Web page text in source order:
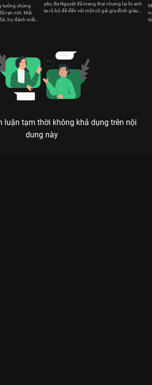
tưởng chừng
rạn nứt. Mải
họ đánh mất
yêu, Ba Nguyệt đã mang thai nhưng lại bị anh
ta rũ bỏ để đến với một cô gái gia đình giàu
luận tạm thời không khả dụng trên nội
dung này